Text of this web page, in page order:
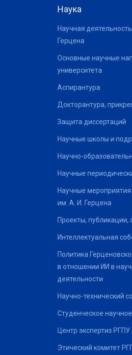
Наука
Научная
Герцена
Основные научные
университета
Аспирантура
Докторантура,
Защита диссертаций
Научные школы и
Научно-
Научные
Научные
им. А. И. Герцена
Проекты, публикации,
Интеллектуальная
Политика
в отношении ИИ в
деятельности
Научно-технический
Студенческое
Центр экспертиз
Этический комитет